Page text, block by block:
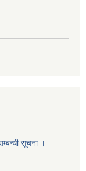
सूचना ।